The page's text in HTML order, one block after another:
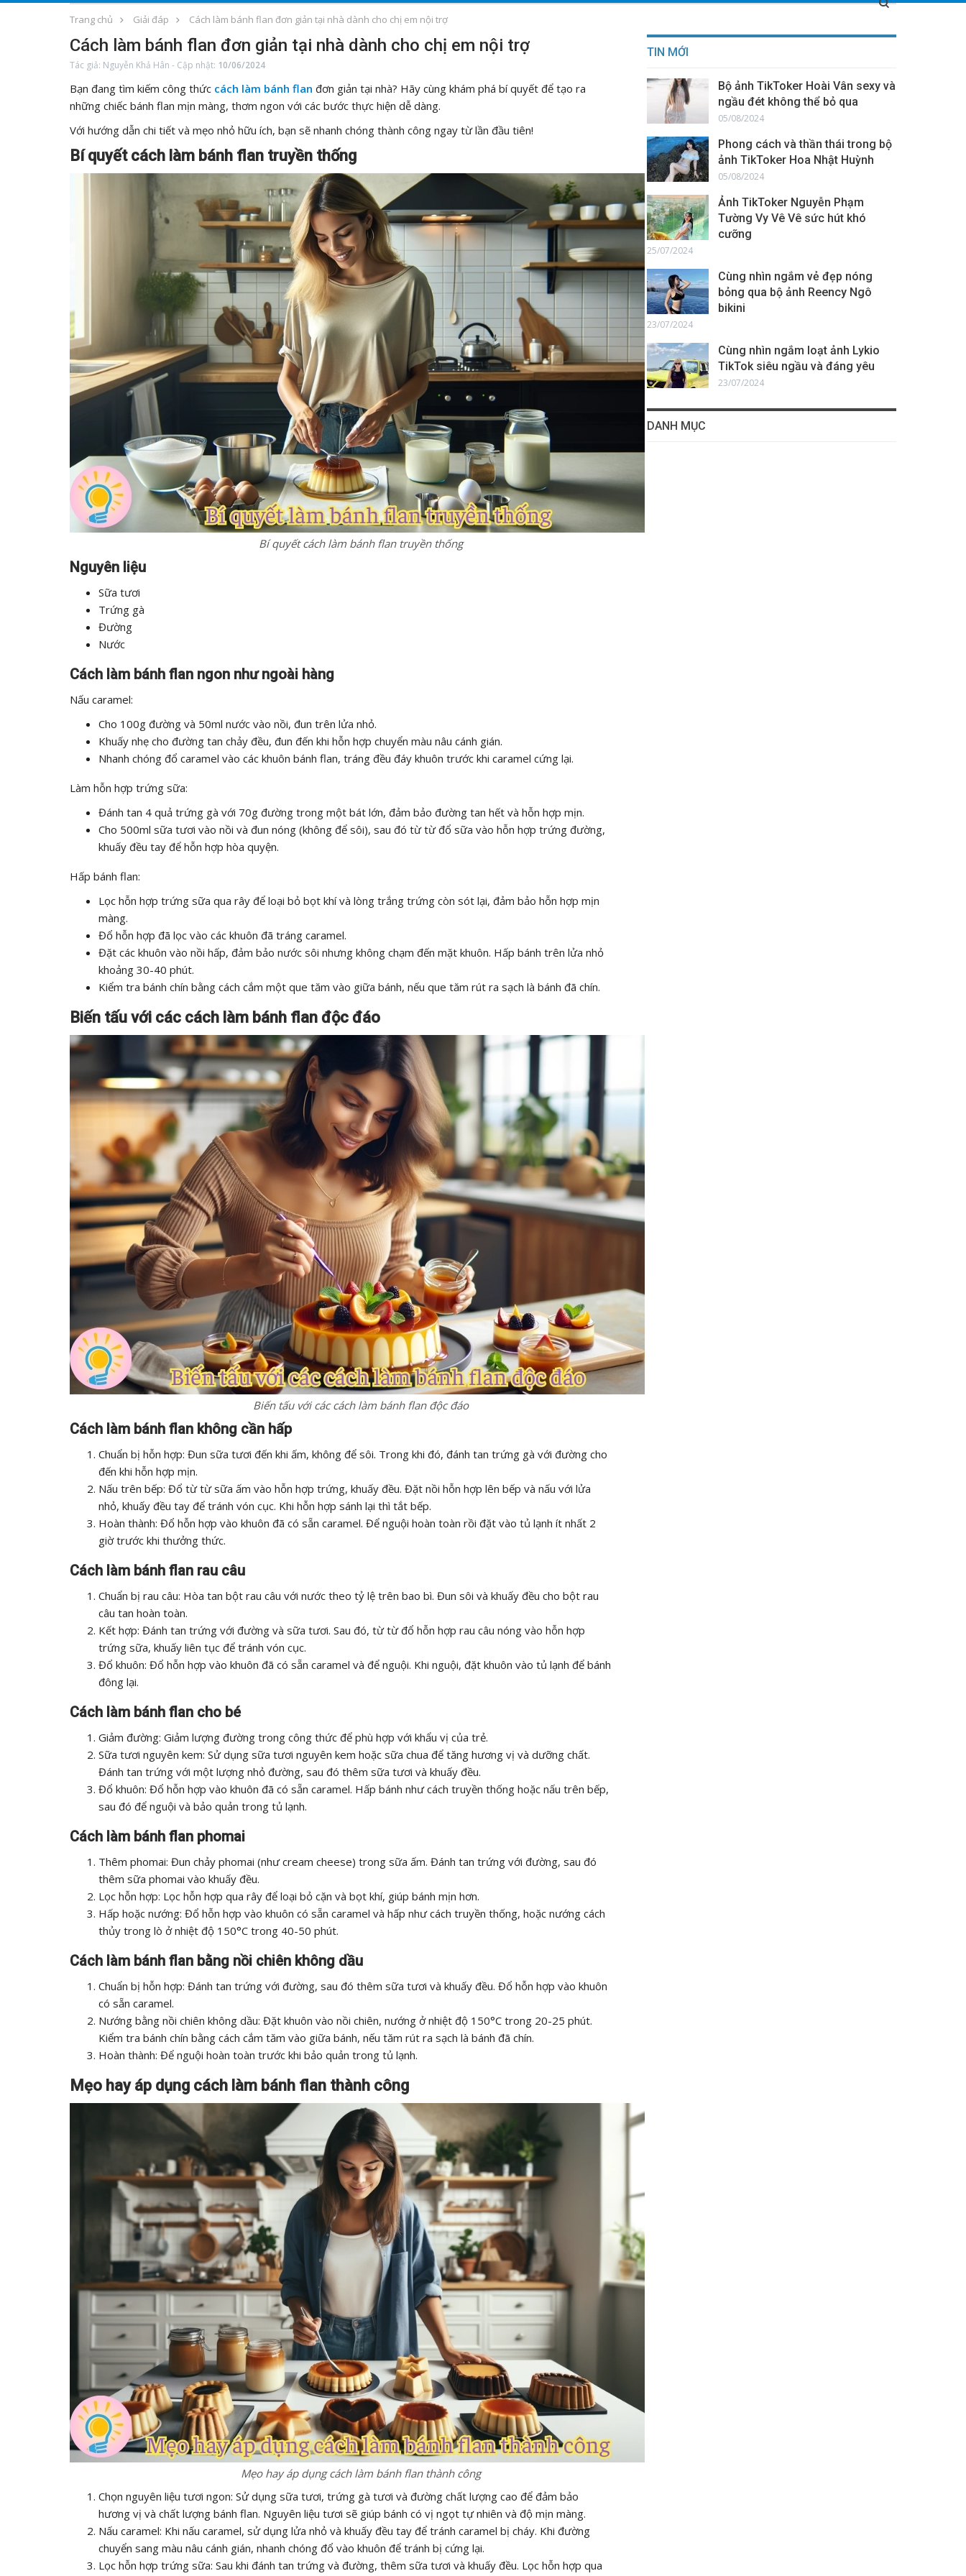
Trang chủ Giải đáp Cách làm bánh flan đơn giản tại nhà dành cho chị em nội trợ
Cách làm bánh flan đơn giản tại nhà dành cho chị em nội trợ
Tác giả: Nguyễn Khả Hân - Cập nhật: 10/06/2024
Bạn đang tìm kiếm công thức cách làm bánh flan đơn giản tại nhà? Hãy cùng khám phá bí quyết để tạo ra
những chiếc bánh flan mịn màng, thơm ngon với các bước thực hiện dễ dàng.
Với hướng dẫn chi tiết và mẹo nhỏ hữu ích, bạn sẽ nhanh chóng thành công ngay từ lần đầu tiên!
Bí quyết cách làm bánh flan truyền thống
Bí quyết cách làm bánh flan truyền thống
Nguyên liệu
Sữa tươi
Trứng gà
Đường
Nước
Cách làm bánh flan ngon như ngoài hàng
Nấu caramel:
Cho 100g đường và 50ml nước vào nồi, đun trên lửa nhỏ.
Khuấy nhẹ cho đường tan chảy đều, đun đến khi hỗn hợp chuyển màu nâu cánh gián.
Nhanh chóng đổ caramel vào các khuôn bánh flan, tráng đều đáy khuôn trước khi caramel cứng lại.
Làm hỗn hợp trứng sữa:
Đánh tan 4 quả trứng gà với 70g đường trong một bát lớn, đảm bảo đường tan hết và hỗn hợp mịn.
Cho 500ml sữa tươi vào nồi và đun nóng (không để sôi), sau đó từ từ đổ sữa vào hỗn hợp trứng đường,
khuấy đều tay để hỗn hợp hòa quyện.
Hấp bánh flan:
Lọc hỗn hợp trứng sữa qua rây để loại bỏ bọt khí và lòng trắng trứng còn sót lại, đảm bảo hỗn hợp mịn
màng.
Đổ hỗn hợp đã lọc vào các khuôn đã tráng caramel.
Đặt các khuôn vào nồi hấp, đảm bảo nước sôi nhưng không chạm đến mặt khuôn. Hấp bánh trên lửa nhỏ
khoảng 30-40 phút.
Kiểm tra bánh chín bằng cách cắm một que tăm vào giữa bánh, nếu que tăm rút ra sạch là bánh đã chín.
Biến tấu với các cách làm bánh flan độc đáo
Biến tấu với các cách làm bánh flan độc đáo
Cách làm bánh flan không cần hấp
Chuẩn bị hỗn hợp: Đun sữa tươi đến khi ấm, không để sôi. Trong khi đó, đánh tan trứng gà với đường cho
đến khi hỗn hợp mịn.
Nấu trên bếp: Đổ từ từ sữa ấm vào hỗn hợp trứng, khuấy đều. Đặt nồi hỗn hợp lên bếp và nấu với lửa
nhỏ, khuấy đều tay để tránh vón cục. Khi hỗn hợp sánh lại thì tắt bếp.
Hoàn thành: Đổ hỗn hợp vào khuôn đã có sẵn caramel. Để nguội hoàn toàn rồi đặt vào tủ lạnh ít nhất 2
giờ trước khi thưởng thức.
Cách làm bánh flan rau câu
Chuẩn bị rau câu: Hòa tan bột rau câu với nước theo tỷ lệ trên bao bì. Đun sôi và khuấy đều cho bột rau
câu tan hoàn toàn.
Kết hợp: Đánh tan trứng với đường và sữa tươi. Sau đó, từ từ đổ hỗn hợp rau câu nóng vào hỗn hợp
trứng sữa, khuấy liên tục để tránh vón cục.
Đổ khuôn: Đổ hỗn hợp vào khuôn đã có sẵn caramel và để nguội. Khi nguội, đặt khuôn vào tủ lạnh để bánh
đông lại.
Cách làm bánh flan cho bé
Giảm đường: Giảm lượng đường trong công thức để phù hợp với khẩu vị của trẻ.
Sữa tươi nguyên kem: Sử dụng sữa tươi nguyên kem hoặc sữa chua để tăng hương vị và dưỡng chất.
Đánh tan trứng với một lượng nhỏ đường, sau đó thêm sữa tươi và khuấy đều.
Đổ khuôn: Đổ hỗn hợp vào khuôn đã có sẵn caramel. Hấp bánh như cách truyền thống hoặc nấu trên bếp,
sau đó để nguội và bảo quản trong tủ lạnh.
Cách làm bánh flan phomai
Thêm phomai: Đun chảy phomai (như cream cheese) trong sữa ấm. Đánh tan trứng với đường, sau đó
thêm sữa phomai vào khuấy đều.
Lọc hỗn hợp: Lọc hỗn hợp qua rây để loại bỏ cặn và bọt khí, giúp bánh mịn hơn.
Hấp hoặc nướng: Đổ hỗn hợp vào khuôn có sẵn caramel và hấp như cách truyền thống, hoặc nướng cách
thủy trong lò ở nhiệt độ 150°C trong 40-50 phút.
Cách làm bánh flan bằng nồi chiên không dầu
Chuẩn bị hỗn hợp: Đánh tan trứng với đường, sau đó thêm sữa tươi và khuấy đều. Đổ hỗn hợp vào khuôn
có sẵn caramel.
Nướng bằng nồi chiên không dầu: Đặt khuôn vào nồi chiên, nướng ở nhiệt độ 150°C trong 20-25 phút.
Kiểm tra bánh chín bằng cách cắm tăm vào giữa bánh, nếu tăm rút ra sạch là bánh đã chín.
Hoàn thành: Để nguội hoàn toàn trước khi bảo quản trong tủ lạnh.
Mẹo hay áp dụng cách làm bánh flan thành công
Mẹo hay áp dụng cách làm bánh flan thành công
Chọn nguyên liệu tươi ngon: Sử dụng sữa tươi, trứng gà tươi và đường chất lượng cao để đảm bảo
hương vị và chất lượng bánh flan. Nguyên liệu tươi sẽ giúp bánh có vị ngọt tự nhiên và độ mịn màng.
Nấu caramel: Khi nấu caramel, sử dụng lửa nhỏ và khuấy đều tay để tránh caramel bị cháy. Khi đường
chuyển sang màu nâu cánh gián, nhanh chóng đổ vào khuôn để tránh bị cứng lại.
Lọc hỗn hợp trứng sữa: Sau khi đánh tan trứng và đường, thêm sữa tươi và khuấy đều. Lọc hỗn hợp qua
TIN MỚI
Bộ ảnh TikToker Hoài Vân sexy và
ngầu đét không thể bỏ qua
05/08/2024
Phong cách và thần thái trong bộ
ảnh TikToker Hoa Nhật Huỳnh
05/08/2024
Ảnh TikToker Nguyễn Phạm
Tường Vy Vê Vê sức hút khó
cưỡng
25/07/2024
Cùng nhìn ngắm vẻ đẹp nóng
bỏng qua bộ ảnh Reency Ngô
bikini
23/07/2024
Cùng nhìn ngắm loạt ảnh Lykio
TikTok siêu ngầu và đáng yêu
23/07/2024
DANH MỤC